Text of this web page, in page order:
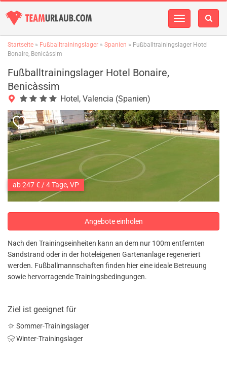
Navigation
Startseite » Fußballtrainingslager » Spanien » Fußballtrainingslager Hotel
Bonaire, Benicàssim
Fußballtrainingslager Hotel Bonaire,
Benicàssim
Hotel, Valencia (Spanien)
ab 247 € / 4 Tage, VP
Angebote einholen
Nach den Trainingseinheiten kann an dem nur 100m entfernten
Sandstrand oder in der hoteleigenen Gartenanlage regeneriert
werden. Fußballmannschaften finden hier eine ideale Betreuung
sowie hervorragende Trainingsbedingungen.
Ziel ist geeignet für
Sommer-Trainingslager
Winter-Trainingslager